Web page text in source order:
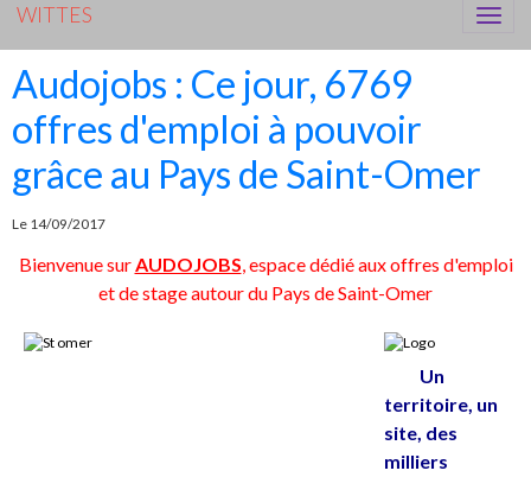
WITTES
Audojobs : Ce jour, 6769
offres d'emploi à pouvoir
grâce au Pays de Saint-Omer
Le 14/09/2017
Bienvenue surAUDOJOBS, espace dédié aux offres d'emploi
et de stage autour du Pays de Saint-Omer
Un
territoire, un
site, des
milliers